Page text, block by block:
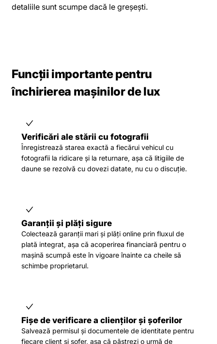
detaliile sunt scumpe dacă le greșești.
Funcții importante pentru
închirierea mașinilor de lux
Verificări ale stării cu fotografii
Înregistrează starea exactă a fiecărui vehicul cu
fotografii la ridicare și la returnare, așa că litigiile de
daune se rezolvă cu dovezi datate, nu cu o discuție.
Garanții și plăți sigure
Colectează garanții mari și plăți online prin fluxul de
plată integrat, așa că acoperirea financiară pentru o
mașină scumpă este în vigoare înainte ca cheile să
schimbe proprietarul.
Fișe de verificare a clienților și șoferilor
Salvează permisul și documentele de identitate pentru
fiecare client și șofer, așa că păstrezi o urmă de